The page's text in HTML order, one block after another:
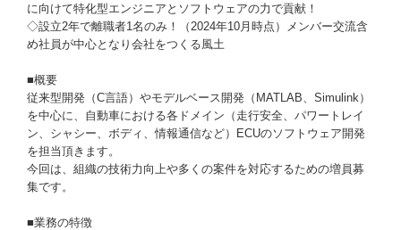
に向けて特化型エンジニアとソフトウェアの力で貢献！
◇設立2年で離職者1名のみ！（2024年10月時点）メンバー交流含
め社員が中心となり会社をつくる風土
■概要
従来型開発（C言語）やモデルベース開発（MATLAB、Simulink）
を中心に、自動車における各ドメイン（走行安全、パワートレイ
ン、シャシー、ボディ、情報通信など）ECUのソフトウェア開発
を担当頂きます。
今回は、組織の技術力向上や多くの案件を対応するための増員募
集です。
■業務の特徴